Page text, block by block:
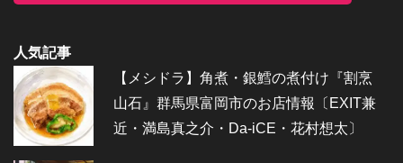
人気記事
【メシドラ】角煮・銀鱈の煮付け『割烹
山石』群馬県富岡市のお店情報〔EXIT兼
近・満島真之介・Da-iCE・花村想太〕